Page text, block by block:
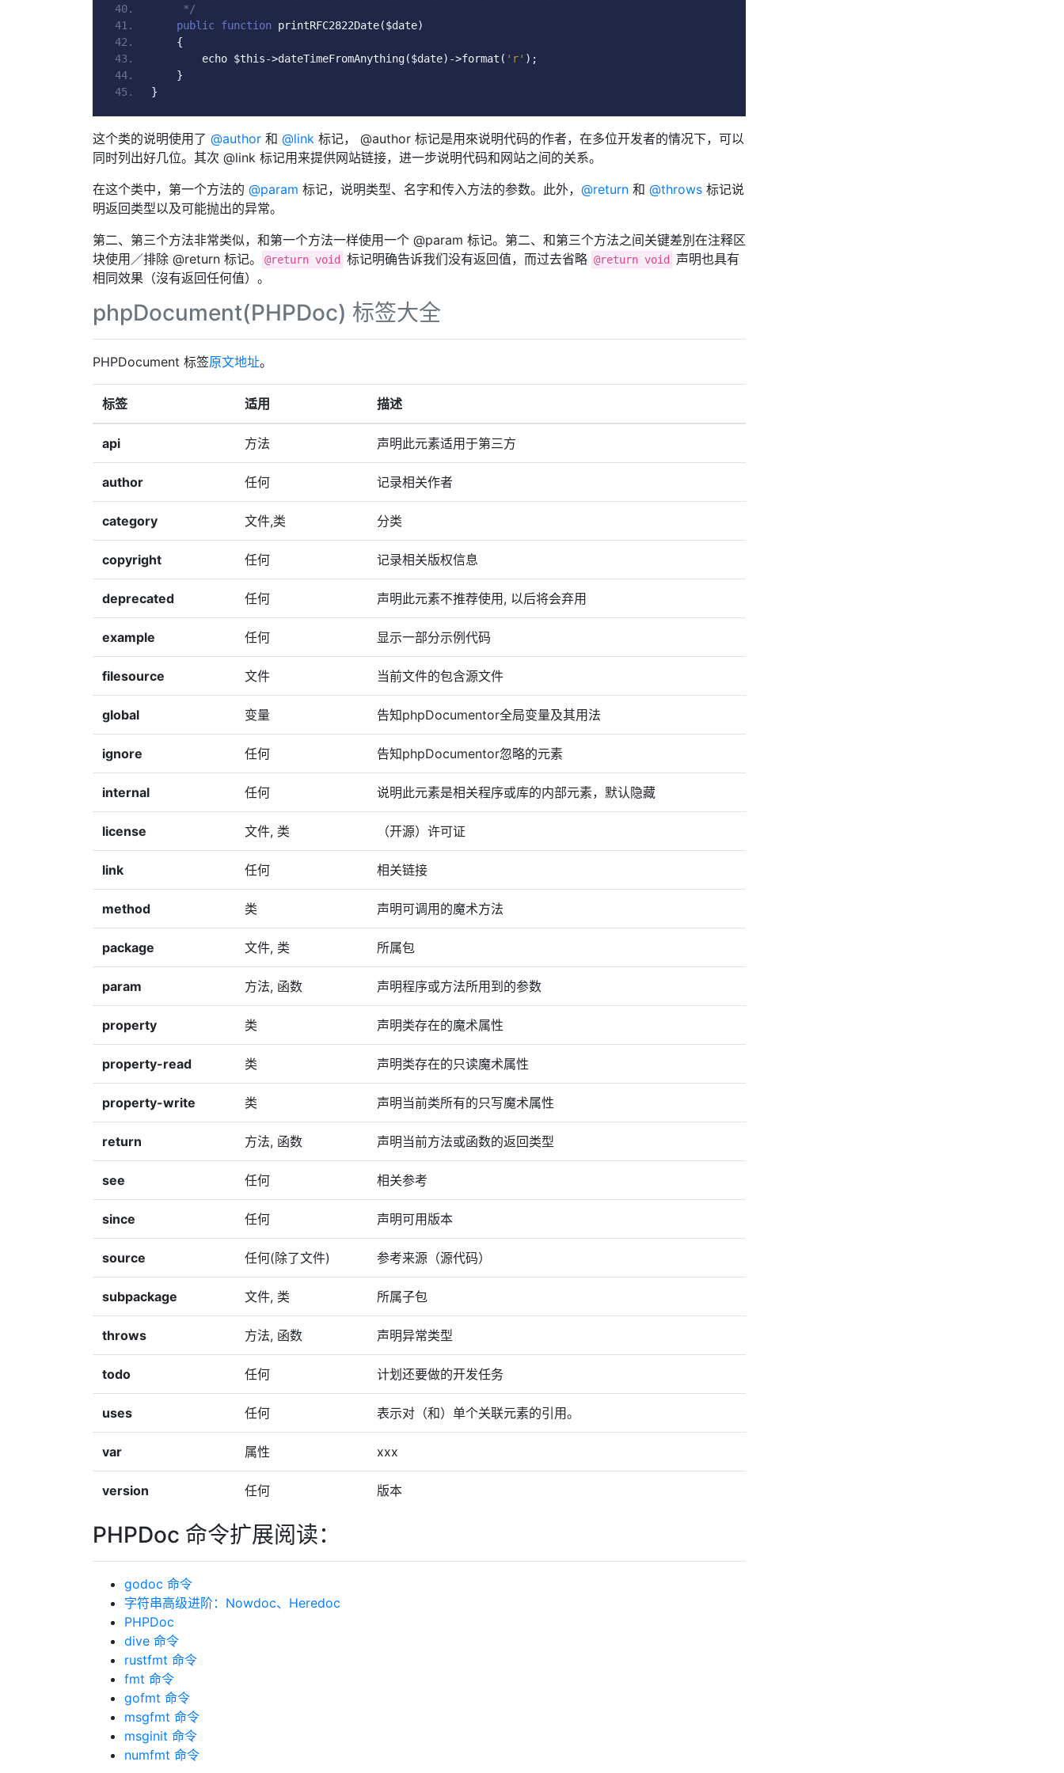
     */
public function printRFC2822Date($date)
{
        echo $this
->dateTimeFromAnything($date)->format ( 'r' );
}
}
这个类的说明使用了 @author 和 @link 标记， @author 标记是用來说明代码的作者，在多位开发者的情况下，可以
同时列出好几位。其次 @link 标记用来提供网站链接，进一步说明代码和网站之间的关系。
在这个类中，第一个方法的 @param 标记，说明类型、名字和传入方法的参数。此外， @return 和 @throws 标记说
明返回类型以及可能抛出的异常。
第二、第三个方法非常类似，和第一个方法一样使用一个 @param 标记。第二、和第三个方法之间关键差別在注释区
块使用／排除 @return 标记。
@return void 标记明确告诉我们没有返回值，而过去省略 @return void
声明也具有
相同效果（沒有返回任何值）。
phpDocument(PHPDoc) 标签大全
PHPDocument 标签原文地址。
标签 适用 描述
api 方法 声明此元素适用于第三方
author 任何 记录相关作者
category 文件,类 分类
copyright 任何 记录相关版权信息
deprecated 任何 声明此元素不推荐使用, 以后将会弃用
example 任何 显示一部分示例代码
filesource 文件 当前文件的包含源文件
global 变量 告知phpDocumentor全局变量及其用法
ignore 任何 告知phpDocumentor忽略的元素
internal 任何 说明此元素是相关程序或库的内部元素，默认隐藏
license 文件, 类 （开源）许可证
link 任何 相关链接
method 类 声明可调用的魔术方法
package 文件, 类 所属包
param 方法, 函数 声明程序或方法所用到的参数
property 类 声明类存在的魔术属性
property-read 类 声明类存在的只读魔术属性
property-write 类 声明当前类所有的只写魔术属性
return 方法, 函数 声明当前方法或函数的返回类型
see 任何 相关参考
since 任何 声明可用版本
source 任何(除了文件) 参考来源（源代码）
subpackage 文件, 类 所属子包
throws 方法, 函数 声明异常类型
todo 任何 计划还要做的开发任务
uses 任何 表示对（和）单个关联元素的引用。
var 属性 xxx
version 任何 版本
PHPDoc 命令扩展阅读：
godoc 命令
字符串高级进阶：Nowdoc、Heredoc
PHPDoc
dive 命令
rustfmt 命令
fmt 命令
gofmt 命令
msgfmt 命令
msginit 命令
numfmt 命令